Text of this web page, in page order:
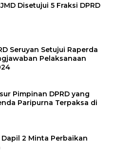
Disetujui 5 Fraksi DPRD
Seruyan Setujui Raperda
Pelaksanaan
Pimpinan DPRD yang
Paripurna Terpaksa di
2 Minta Perbaikan